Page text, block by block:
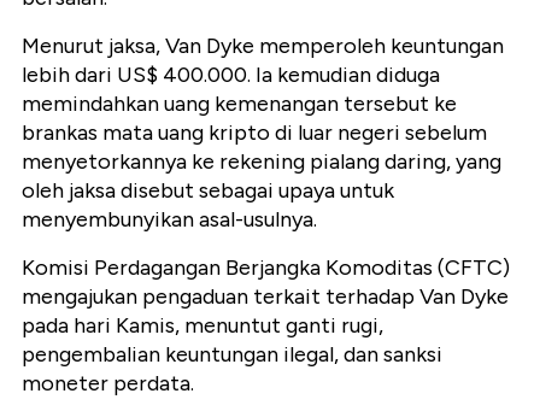
Menurut jaksa, Van Dyke memperoleh keuntungan
lebih dari US$ 400.000. Ia kemudian diduga
memindahkan uang kemenangan tersebut ke
brankas mata uang kripto di luar negeri sebelum
menyetorkannya ke rekening pialang daring, yang
oleh jaksa disebut sebagai upaya untuk
menyembunyikan asal-usulnya.
Komisi Perdagangan Berjangka Komoditas (CFTC)
mengajukan pengaduan terkait terhadap Van Dyke
pada hari Kamis, menuntut ganti rugi,
pengembalian keuntungan ilegal, dan sanksi
moneter perdata.